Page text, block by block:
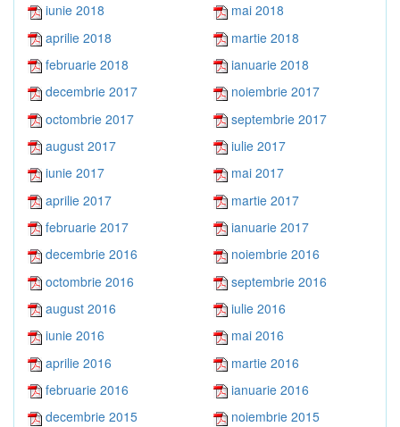
iunie 2018
mai 2018
aprilie 2018
martie 2018
februarie 2018
ianuarie 2018
decembrie 2017
noiembrie 2017
octombrie 2017
septembrie 2017
august 2017
iulie 2017
iunie 2017
mai 2017
aprilie 2017
martie 2017
februarie 2017
ianuarie 2017
decembrie 2016
noiembrie 2016
octombrie 2016
septembrie 2016
august 2016
iulie 2016
iunie 2016
mai 2016
aprilie 2016
martie 2016
februarie 2016
ianuarie 2016
decembrie 2015
noiembrie 2015